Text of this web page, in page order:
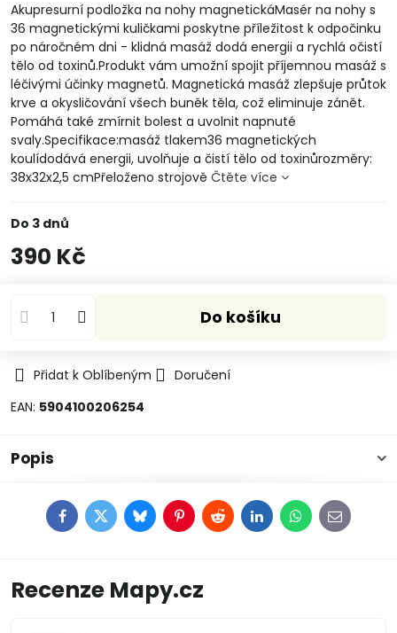
Akupresurní podložka na nohy magnetickáMasér na nohy s
36 magnetickými kuličkami poskytne příležitost k odpočinku
po náročném dni - klidná masáž dodá energii a rychlá očistí
tělo od toxinů.Produkt vám umožní spojit příjemnou masáž s
léčivými účinky magnetů. Magnetická masáž zlepšuje průtok
krve a okysličování všech buněk těla, což eliminuje zánět.
Pomáhá také zmírnit bolest a uvolnit napnuté
svaly.Specifikace:masáž tlakem36 magnetických
koulídodává energii, uvolňuje a čistí tělo od toxinůrozměry:
38x32x2,5 cmPřeloženo strojově Čtěte více
Do 3 dnů
390 Kč
Do košíku
Přidat k Oblíbeným
Doručení
EAN: 5904100206254
Popis
FacebookTwitterBlueskyPinterestRedditLinkedInWhatsApp
E-
mail
Recenze Mapy.cz